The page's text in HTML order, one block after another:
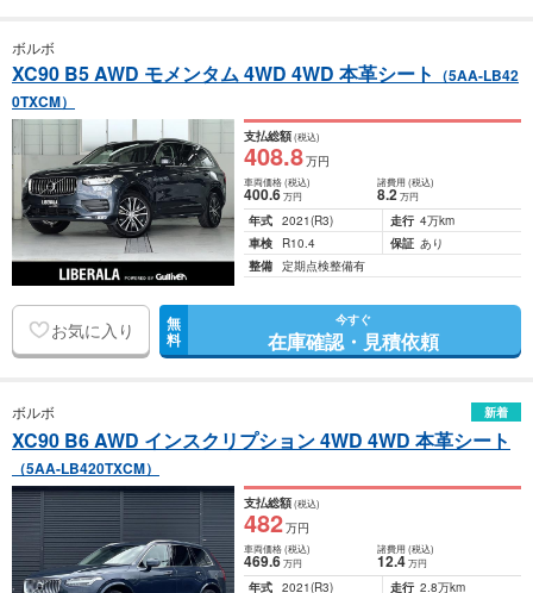
ボルボ
XC90 B5 AWD モメンタム 4WD 4WD 本革シート （5AA-LB42
0TXCM）
支払総額(税込)
408.8万円
車両価格(税込)
400.6万円
諸費用 (税込)
8.2 万円
年式 2021(R3) 走行 4万km
車検
R10.4 保証 あり
整備 定期点検整備有
お気に入り 無
料
今すぐ
在庫確認・見積依頼
ボルボ 新着
XC90 B6 AWD インスクリプション 4WD 4WD 本革シート
（5AA-LB420TXCM）
支払総額(税込)
482万円
車両価格(税込)
469.6万円
諸費用 (税込)
12.4 万円
年式 2021(R3) 走行 2.8万km